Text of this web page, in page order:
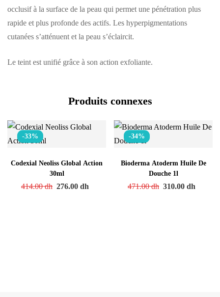
occlusif à la surface de la peau qui permet une pénétration plus
rapide et plus profonde des actifs. Les hyperpigmentations
cutanées s’atténuent et la peau s’éclaircit.
Le teint est unifié grâce à son action exfoliante.
Produits connexes
-33%
Codexial Neoliss Global Action
30ml
414.00dh 276.00 dh
-34%
Bioderma Atoderm Huile De
Douche 1l
471.00dh 310.00 dh